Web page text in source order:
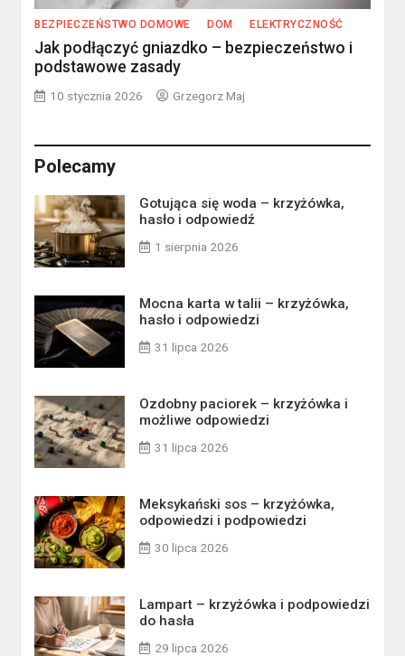
BEZPIECZEŃSTWO DOMOWE DOM ELEKTRYCZNOŚĆ
Jak podłączyć gniazdko – bezpieczeństwo i
podstawowe zasady
10 stycznia 2026 Grzegorz Maj
Polecamy
Gotująca się woda – krzyżówka,
hasło i odpowiedź
1 sierpnia 2026
Mocna karta w talii – krzyżówka,
hasło i odpowiedzi
31 lipca 2026
Ozdobny paciorek – krzyżówka i
możliwe odpowiedzi
31 lipca 2026
Meksykański sos – krzyżówka,
odpowiedzi i podpowiedzi
30 lipca 2026
Lampart – krzyżówka i podpowiedzi
do hasła
29 lipca 2026